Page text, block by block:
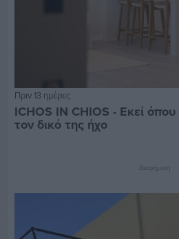
Πριν 13 ημέρες
ICHOS IN CHIOS - Εκεί
τον δικό της ήχο
Διαφήμιση